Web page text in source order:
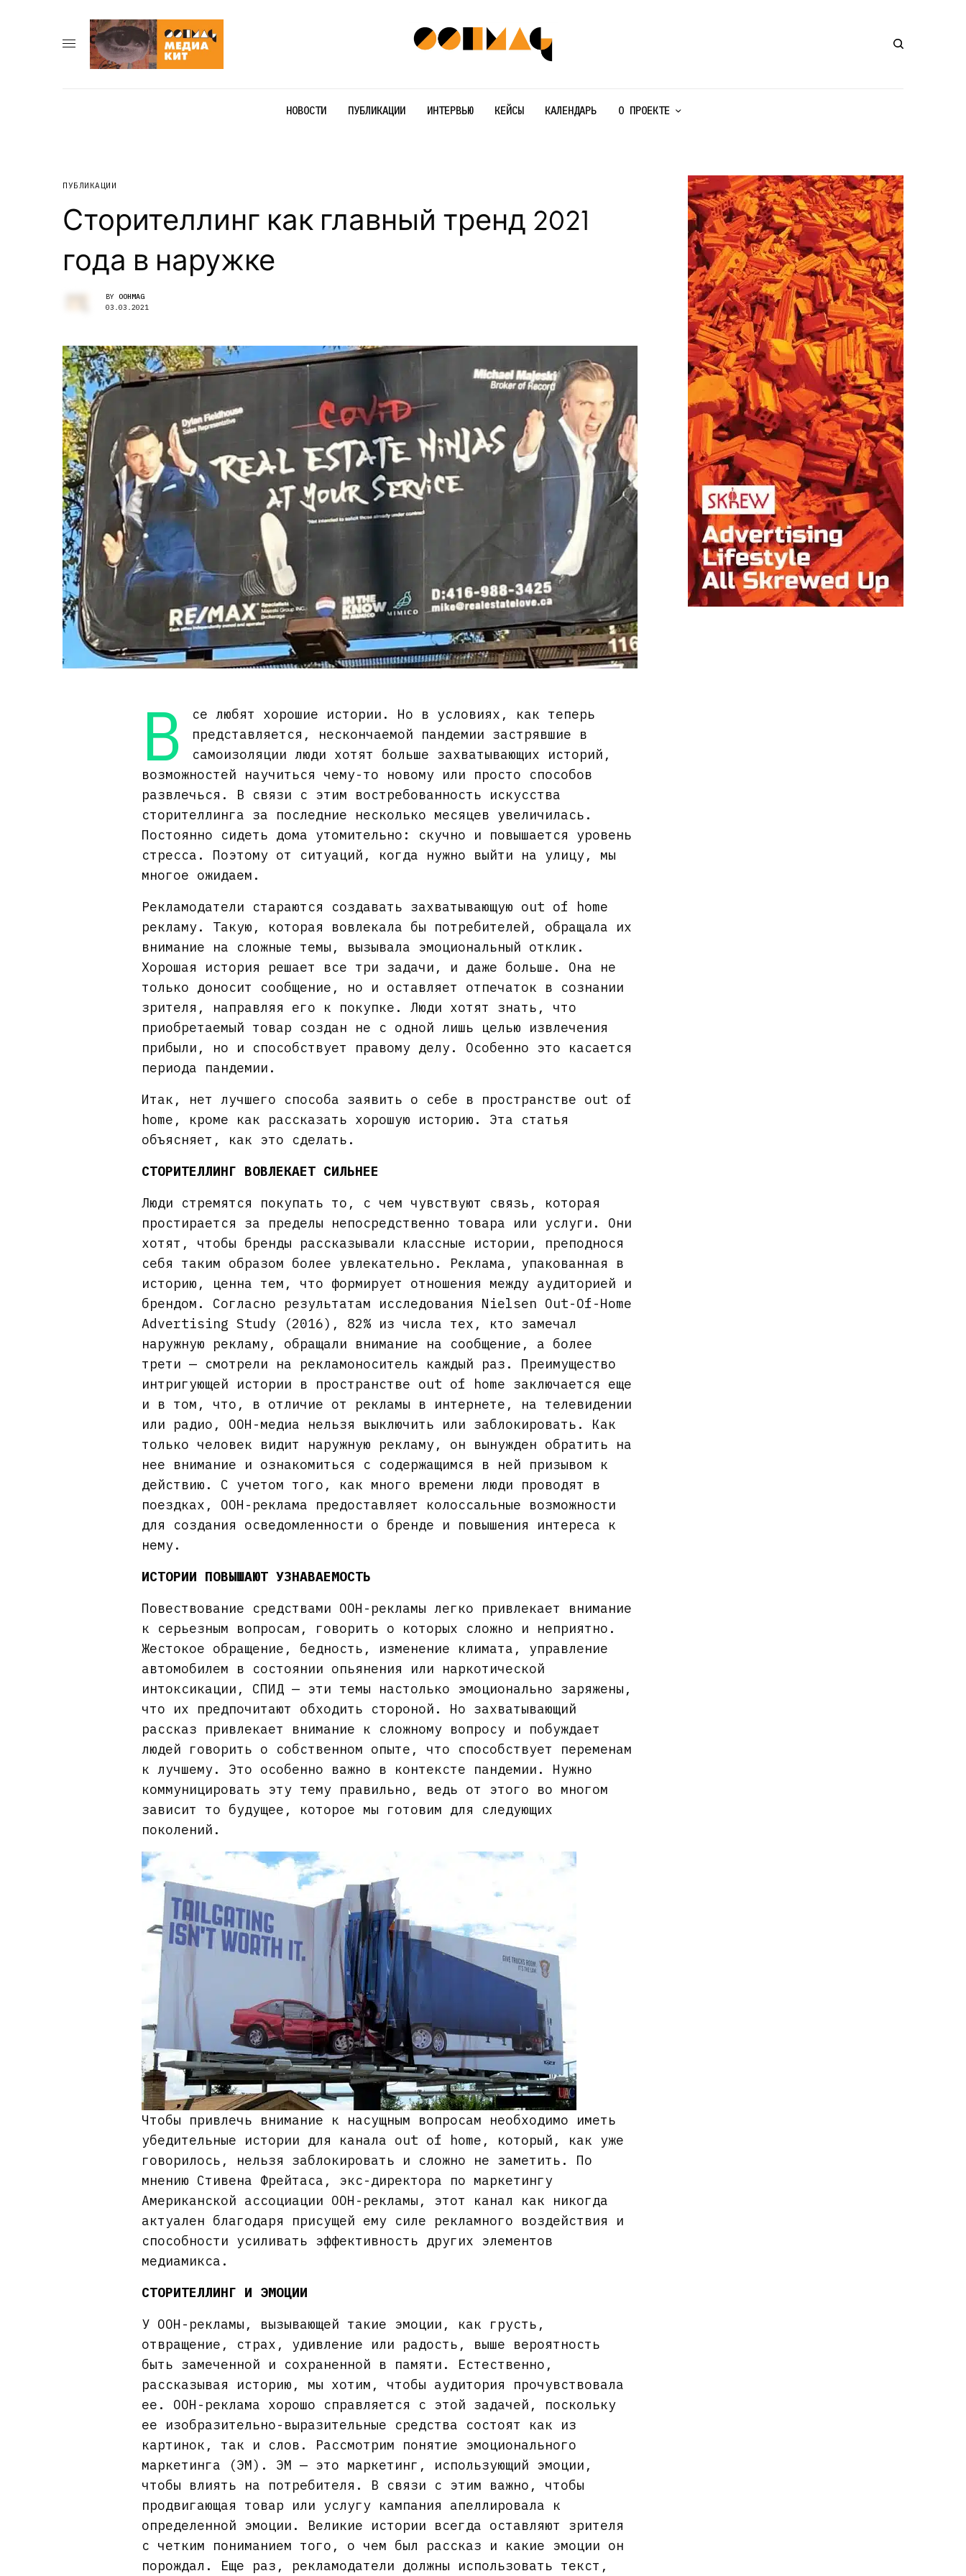
НОВОСТИ ПУБЛИКАЦИИ ИНТЕРВЬЮ КЕЙСЫ КАЛЕНДАРЬ О ПРОЕКТЕ
ПУБЛИКАЦИИ
Сторителлинг как главный тренд 2021
года в наружке
BY OOHMAG
03.03.2021
В
се любят хорошие истории. Но в условиях, как теперь
представляется, нескончаемой пандемии застрявшие в
самоизоляции люди хотят больше захватывающих историй,
возможностей научиться чему-то новому или просто способов
развлечься. В связи с этим востребованность искусства
сторителлинга за последние несколько месяцев увеличилась.
Постоянно сидеть дома утомительно: скучно и повышается уровень
стресса. Поэтому от ситуаций, когда нужно выйти на улицу, мы
многое ожидаем.
Рекламодатели стараются создавать захватывающую out of home
рекламу. Такую, которая вовлекала бы потребителей, обращала их
внимание на сложные темы, вызывала эмоциональный отклик.
Хорошая история решает все три задачи, и даже больше. Она не
только доносит сообщение, но и оставляет отпечаток в сознании
зрителя, направляя его к покупке. Люди хотят знать, что
приобретаемый товар создан не с одной лишь целью извлечения
прибыли, но и способствует правому делу. Особенно это касается
периода пандемии.
Итак, нет лучшего способа заявить о себе в пространстве out of
home, кроме как рассказать хорошую историю. Эта статья
объясняет, как это сделать.
СТОРИТЕЛЛИНГ ВОВЛЕКАЕТ СИЛЬНЕЕ
Люди стремятся покупать то, с чем чувствуют связь, которая
простирается за пределы непосредственно товара или услуги. Они
хотят, чтобы бренды рассказывали классные истории, преподнося
себя таким образом более увлекательно. Реклама, упакованная в
историю, ценна тем, что формирует отношения между аудиторией и
брендом. Согласно результатам исследования Nielsen Out-Of-Home
Advertising Study (2016), 82% из числа тех, кто замечал
наружную рекламу, обращали внимание на сообщение, а более
трети — смотрели на рекламоноситель каждый раз. Преимущество
интригующей истории в пространстве out of home заключается еще
и в том, что, в отличие от рекламы в интернете, на телевидении
или радио, OOH-медиа нельзя выключить или заблокировать. Как
только человек видит наружную рекламу, он вынужден обратить на
нее внимание и ознакомиться с содержащимся в ней призывом к
действию. С учетом того, как много времени люди проводят в
поездках, OOH-реклама предоставляет колоссальные возможности
для создания осведомленности о бренде и повышения интереса к
нему.
ИСТОРИИ ПОВЫШАЮТ УЗНАВАЕМОСТЬ
Повествование средствами OOH-рекламы легко привлекает внимание
к серьезным вопросам, говорить о которых сложно и неприятно.
Жестокое обращение, бедность, изменение климата, управление
автомобилем в состоянии опьянения или наркотической
интоксикации, СПИД — эти темы настолько эмоционально заряжены,
что их предпочитают обходить стороной. Но захватывающий
рассказ привлекает внимание к сложному вопросу и побуждает
людей говорить о собственном опыте, что способствует переменам
к лучшему. Это особенно важно в контексте пандемии. Нужно
коммуницировать эту тему правильно, ведь от этого во многом
зависит то будущее, которое мы готовим для следующих
поколений.
Чтобы привлечь внимание к насущным вопросам необходимо иметь
убедительные истории для канала out of home, который, как уже
говорилось, нельзя заблокировать и сложно не заметить. По
мнению Стивена Фрейтаса, экс-директора по маркетингу
Американской ассоциации OOH-рекламы, этот канал как никогда
актуален благодаря присущей ему силе рекламного воздействия и
способности усиливать эффективность других элементов
медиамикса.
СТОРИТЕЛЛИНГ И ЭМОЦИИ
У OOH-рекламы, вызывающей такие эмоции, как грусть,
отвращение, страх, удивление или радость, выше вероятность
быть замеченной и сохраненной в памяти. Естественно,
рассказывая историю, мы хотим, чтобы аудитория прочувствовала
ее. OOH-реклама хорошо справляется с этой задачей, поскольку
ее изобразительно-выразительные средства состоят как из
картинок, так и слов. Рассмотрим понятие эмоционального
маркетинга (ЭМ). ЭМ — это маркетинг, использующий эмоции,
чтобы влиять на потребителя. В связи с этим важно, чтобы
продвигающая товар или услугу кампания апеллировала к
определенной эмоции. Великие истории всегда оставляют зрителя
с четким пониманием того, о чем был рассказ и какие эмоции он
порождал. Еще раз, рекламодатели должны использовать текст,